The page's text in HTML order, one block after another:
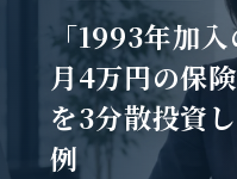
「1993年加
月4万円の保
を3分散投資
例